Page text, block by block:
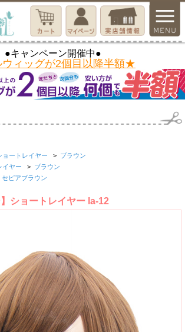
●キャンペーン開催中●
ィッグが2個目以降半額★
ョートレイヤー > ブラウン
イヤー > ブラウン
セピアブラウン
】ショートレイヤー la-12